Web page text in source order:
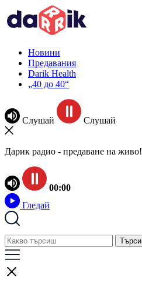
Новини
Предавания
Darik Health
„40 до 40“
Слушай Слушай
Дарик радио - предаване на живо!
00:00
Гледай